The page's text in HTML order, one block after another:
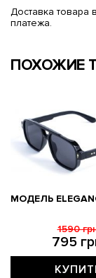
Доставка товара
платежа.
ПОХОЖИЕ
МОДЕЛЬ
795
1590